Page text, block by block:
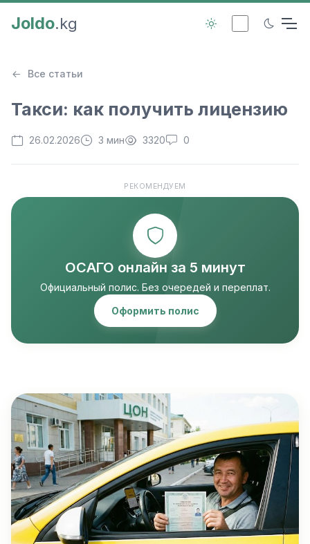
Joldo.kg
Все статьи
Такси: как получить лицензию
26.02.2026 3 мин 3320 0
РЕКОМЕНДУЕМ
ОСАГО онлайн за 5 минут
Официальный полис. Без очередей и переплат.
Оформить полис